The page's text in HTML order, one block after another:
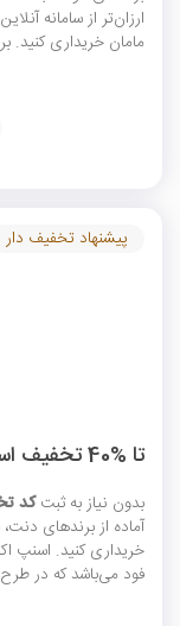
ارزان‌تر از سامانه
مامان خریداری کنید.
تا %40 تخفیف اسنپ اکسپرس برای ژله و دسر آماده
بدون نیاز به ثبتکد
خریداری کنید. اسنپ
فود می‌باشد که در
پیشنهاد تخفیف دار